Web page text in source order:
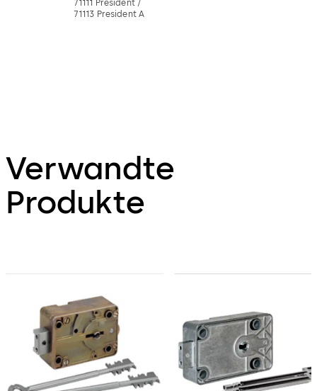
71111 President /
71113 President A
Verwandte
Produkte